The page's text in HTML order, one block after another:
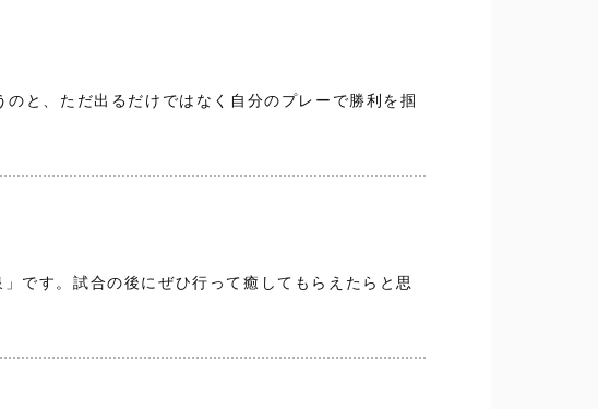
と、ただ出るだけではなく自分のプレーで勝利を掴
です。試合の後にぜひ行って癒してもらえたらと思